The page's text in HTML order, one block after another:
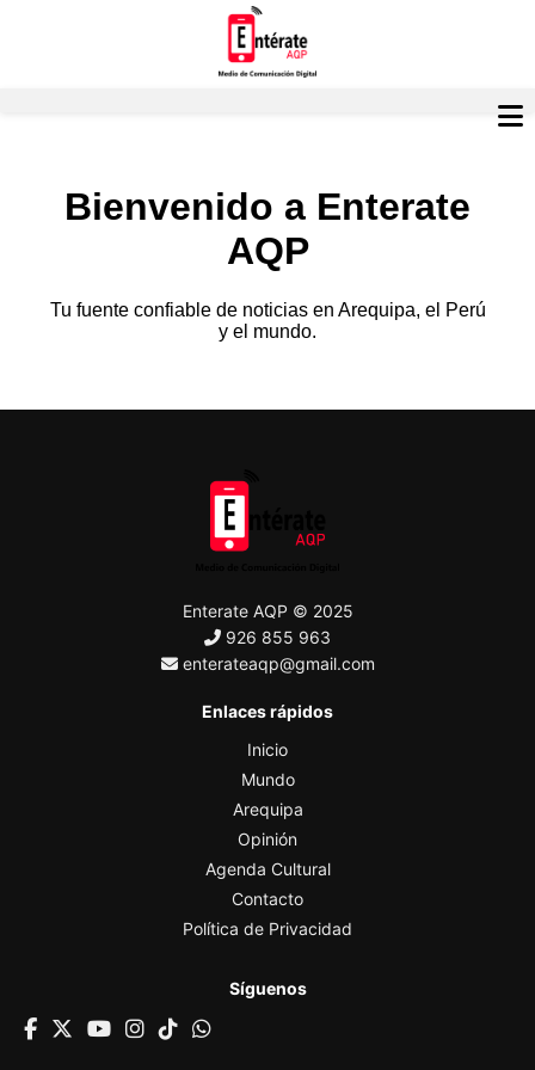
Bienvenido a Enterate
AQP
Tu fuente confiable de noticias en Arequipa, el Perú
y el mundo.
Enterate AQP © 2025
926 855 963
enterateaqp@gmail.com
Enlaces rápidos
Inicio
Mundo
Arequipa
Opinión
Agenda Cultural
Contacto
Política de Privacidad
Síguenos